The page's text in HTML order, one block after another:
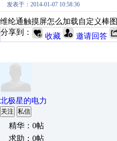
发表于：2014-01-07 10:58:36
维纶通触摸屏怎么加载自定义棒图
分享到：
收藏 邀请回答
北极星的电力
关注 私信
精华：0帖
求助：0帖